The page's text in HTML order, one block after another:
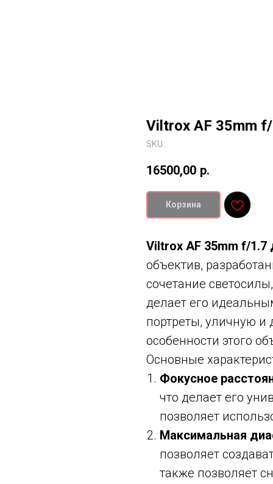
Viltrox AF 35mm
SKU:
16500,00 р.
Корзина
Viltrox AF 35mm f/1.7
объектив,
сочетание
делает его
портреты, уличную и
особенности этого
Основные
Фокусное
что делает его
позволяет
Максимальная
позволяет
также позволяет